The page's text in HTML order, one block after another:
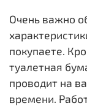
Очень важно
покупаете.
туалетная
проводит на
времени.